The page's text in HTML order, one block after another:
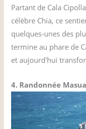
Partant de Cala
célèbre Chia, ce
quelques-unes des
termine au phare de
et aujourd'hui
4. Randonnée